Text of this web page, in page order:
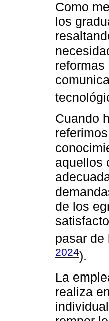
Como
los
Cuando
aquellos
de los
pasar de
2024).
La
realiza